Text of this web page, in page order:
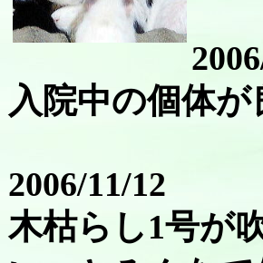
入院中の個体
2006/11/12
木枯らし1号が